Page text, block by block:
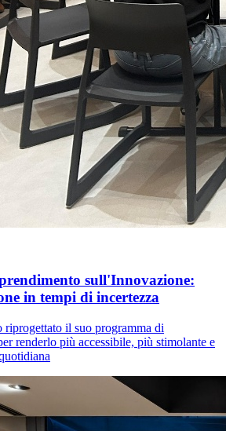
sull'Innovazione:
in tempi di incertezza
riprogettato il suo programma di
renderlo più accessibile, più stimolante e